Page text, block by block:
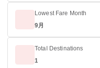
Lowest Fare Month
9月
Total Destinations
1